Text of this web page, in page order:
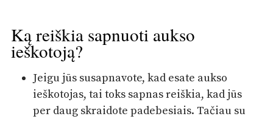
Ką reiškia sapnuoti aukso
ieškotoją?
Jeigu jūs susapnavote, kad esate aukso
ieškotojas, tai toks sapnas reiškia, kad jūs
per daug skraidote padebesiais. Tačiau su